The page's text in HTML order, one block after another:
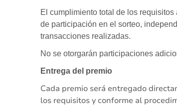
El cumplimiento total de los
de participación en el sorteo,
transacciones realizadas.
No se otorgarán participaciones
Entrega del premio
Cada premio será entregado
los requisitos y conforme al